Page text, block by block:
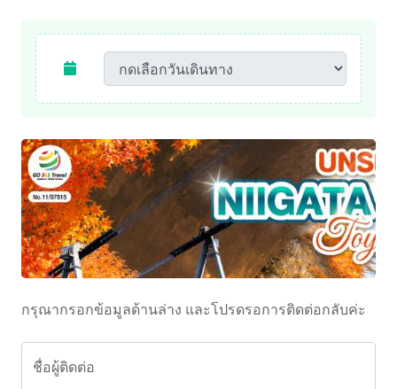
กรุณากรอกข้อมูลด้านล่าง และโปรดรอการติดต่อกลับค่ะ
ชื่อผู้ติดต่อ